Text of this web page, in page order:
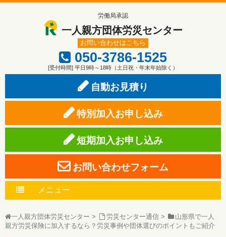
労働局承認
一人親方団体労災センター
お問い合わせはこちら
050-3786-1525
[受付時間] 平日9時～18時（土日祝・年末年始除く）
自動お見積り
特別加入お申し込み
短期加入お申し込み
お問い合わせフォーム
メニュー
一人親方団体労災センター > 労災センター通信>
山形県で一人
親方労災保険に加入するなら？労災事例や団体選びのポイントもご紹介